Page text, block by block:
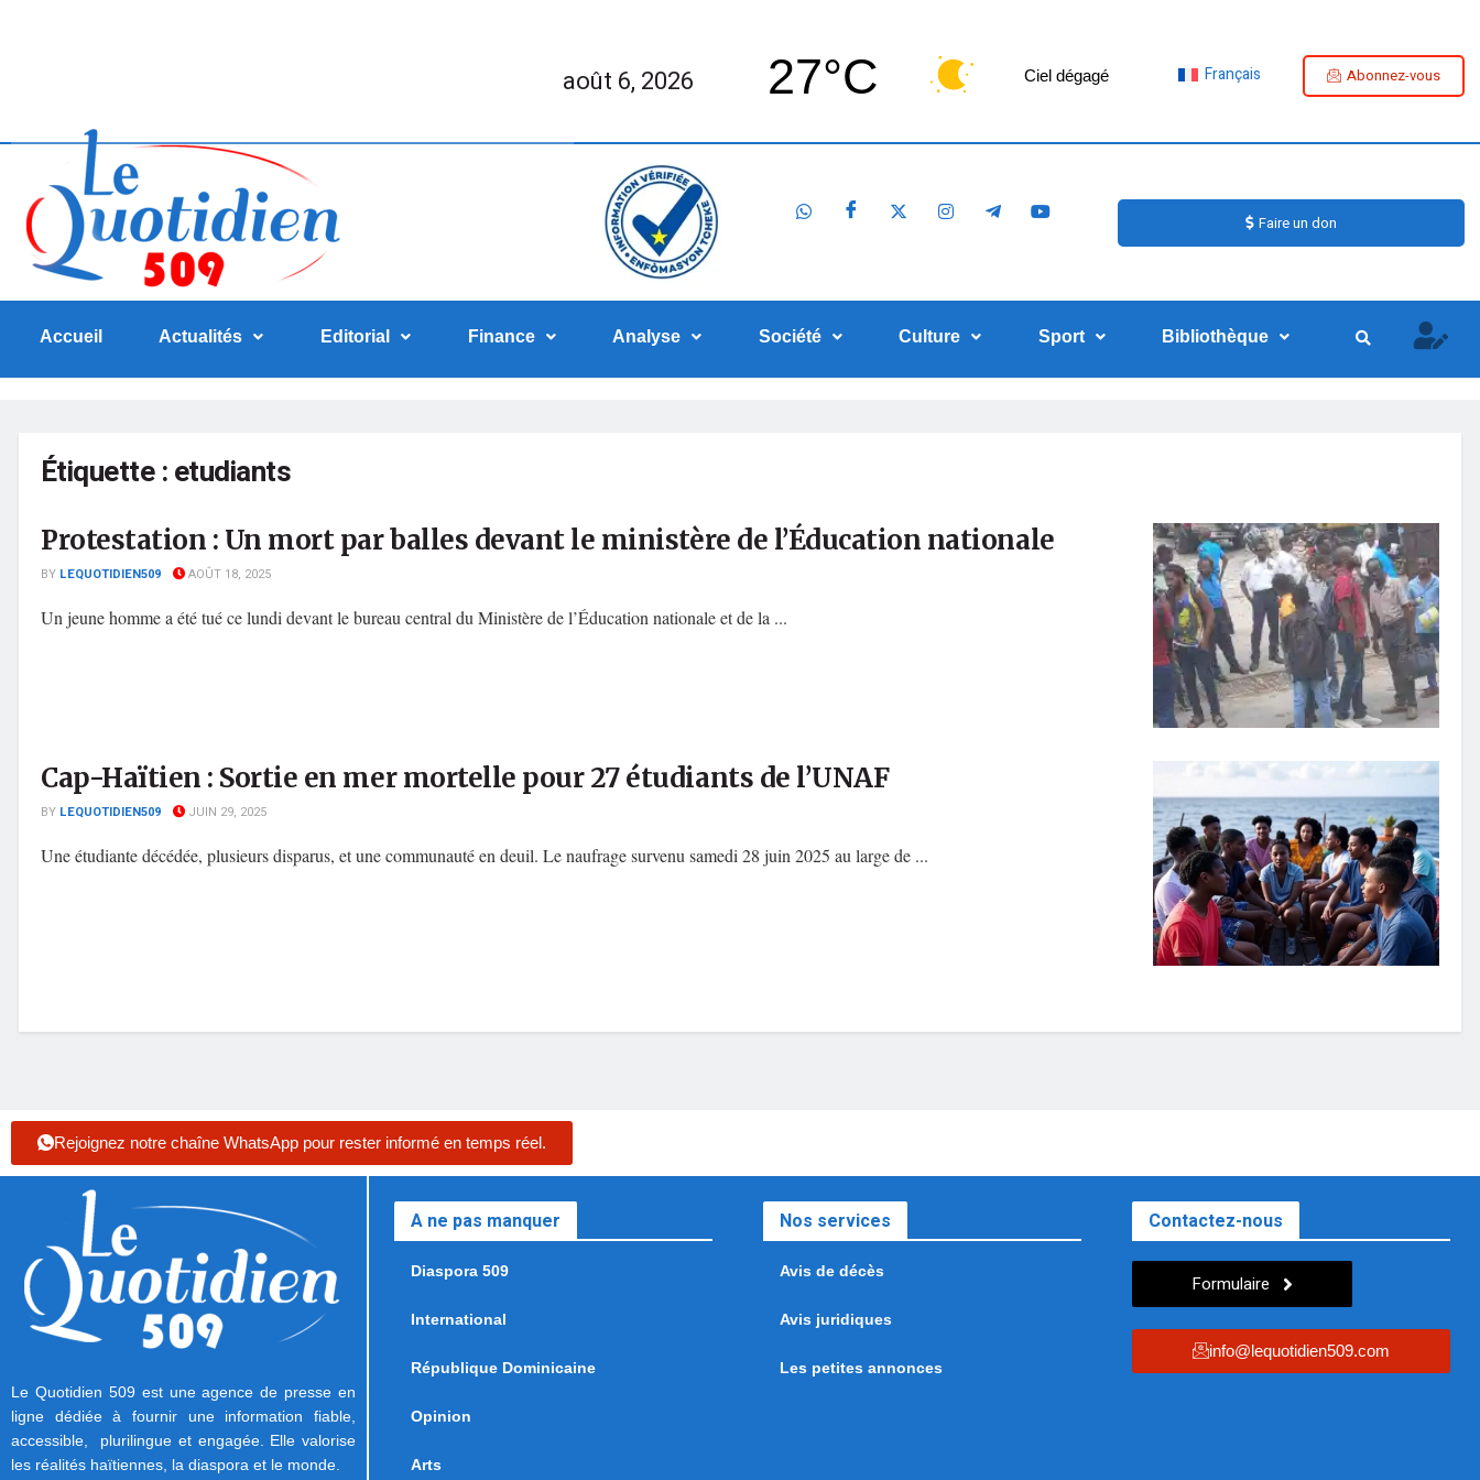
août 6, 2026 27°C Ciel dégagé Français Abonnez-vous
Faire un don
Accueil Actualités Editorial Finance Analyse Société Culture Sport Bibliothèque
Étiquette :etudiants
Protestation : Un mort par balles devant le ministère de l’Éducation nationale
BY LEQUOTIDIEN509 AOÛT 18, 2025
Un jeune homme a été tué ce lundi devant le bureau central du Ministère de l’Éducation nationale et de la ...
Cap-Haïtien : Sortie en mer mortelle pour 27 étudiants de l’UNAF
BY LEQUOTIDIEN509 JUIN 29, 2025
Une étudiante décédée, plusieurs disparus, et une communauté en deuil. Le naufrage survenu samedi 28 juin 2025 au large de ...
Rejoignez notre chaîne WhatsApp pour rester informé en temps réel.
Le Quotidien 509 est une agence de presse en
ligne dédiée à fournir une information fiable,
accessible, plurilingue et engagée. Elle valorise
les réalités haïtiennes, la diaspora et le monde.
A ne pas manquer
Diaspora 509
International
République Dominicaine
Opinion
Arts
Nos services
Avis de décès
Avis juridiques
Les petites annonces
Contactez-nous
Formulaire
info@lequotidien509.com